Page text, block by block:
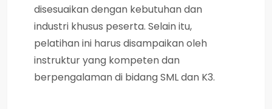
disesuaikan dengan kebutuhan dan
industri khusus peserta. Selain itu,
pelatihan ini harus disampaikan oleh
instruktur yang kompeten dan
berpengalaman di bidang SML dan K3.